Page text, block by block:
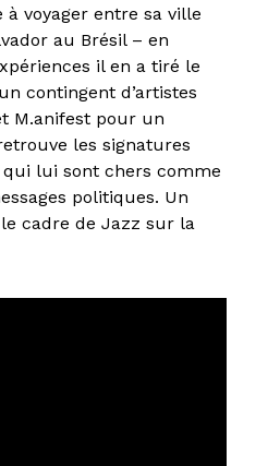
à voyager entre sa ville
au Brésil – en
il en a tiré le
contingent d’artistes
M.anifest pour un
les signatures
lui sont chers comme
politiques. Un
cadre de Jazz sur la